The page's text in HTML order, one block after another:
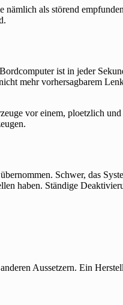
als störend
ist in jeder
mehr vorhersagbarem
vor einem, ploetzlich
Schwer, das
haben. Ständige
Aussetzern. Ein